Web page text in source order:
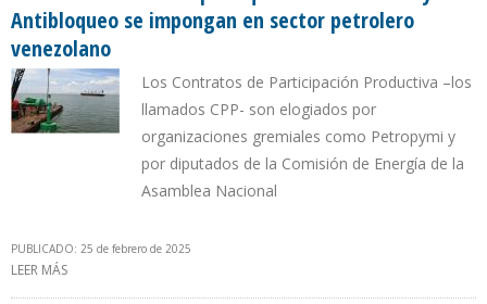
Antibloqueo se impongan en sector petrolero
venezolano
Los Contratos de Participación Productiva –los
llamados CPP- son elogiados por
organizaciones gremiales como Petropymi y
por diputados de la Comisión de Energía de la
Asamblea Nacional
PUBLICADO: 25 de febrero de 2025
LEER MÁS